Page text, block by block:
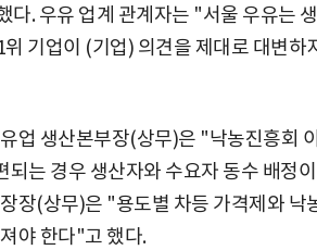
다. 우유 업계 관계자는 "서울 우유는
기업이 (기업) 의견을 제대로 대변하
업 생산본부장(상무)은 "낙농진흥회
되는 경우 생산자와 수요자 동수 배정
장(상무)은 "용도별 차등 가격제와 낙
야 한다"고 했다.